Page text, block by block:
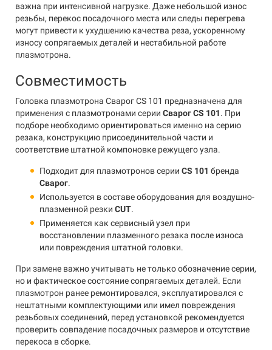
важна при интенсивной нагрузке. Даже небольшой износ
резьбы, перекос посадочного места или следы перегрева
могут привести к ухудшению качества реза, ускоренному
износу сопрягаемых деталей и нестабильной работе
плазмотрона.
Совместимость
Головка плазмотрона Сварог CS 101 предназначена для
применения с плазмотронами серии Сварог CS 101. При
подборе необходимо ориентироваться именно на серию
резака, конструкцию присоединительной части и
соответствие штатной компоновке режущего узла.
Подходит для плазмотронов серии CS 101 бренда
Сварог.
Используется в составе оборудования для воздушно-
плазменной резки CUT.
Применяется как сервисный узел при
восстановлении плазменного резака после износа
или повреждения штатной головки.
При замене важно учитывать не только обозначение серии,
но и фактическое состояние сопрягаемых деталей. Если
плазмотрон ранее ремонтировался, эксплуатировался с
нештатными комплектующими или имел повреждения
резьбовых соединений, перед установкой рекомендуется
проверить совпадение посадочных размеров и отсутствие
перекоса в сборке.